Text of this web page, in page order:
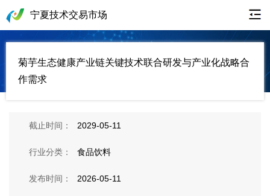
宁夏技术交易市场
菊芋生态健康产业链关键技术联合研发与产业化战略合
作需求
截止时间： 2029-05-11
行业分类： 食品饮料
发布时间： 2026-05-11